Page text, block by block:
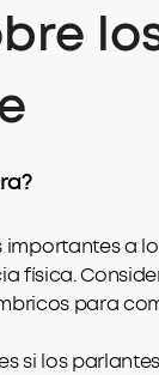
a
física.
para
si los